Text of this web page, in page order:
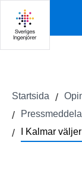
Startsida
I Kalmar